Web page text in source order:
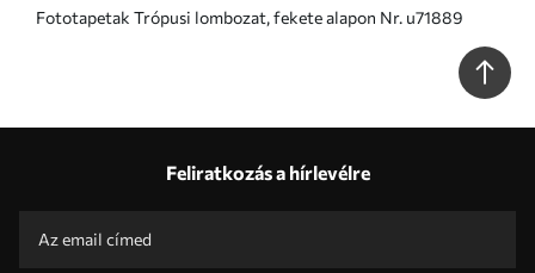
Fototapetak Trópusi lombozat, fekete alapon Nr. u71889
Feliratkozás a hírlevélre